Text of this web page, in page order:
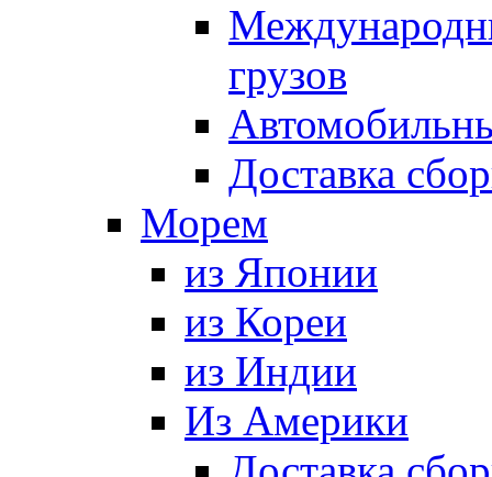
грузов
Доставка
Морем
из Японии
из Кореи
из Индии
Из Америки